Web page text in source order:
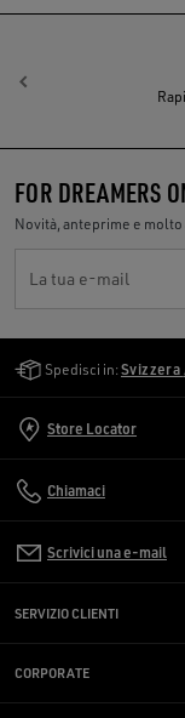
Indietro
FOR DREAMERS
Novità, anteprime e
La tua e-mail
Spedisci in:
Store Locator
Chiamaci
Scrivici una e-mail
SERVIZIO CLIENTI
CORPORATE